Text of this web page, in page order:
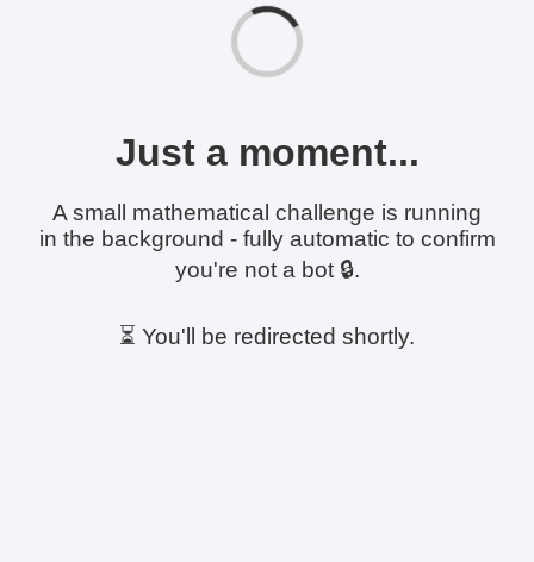
Just a moment...
A small mathematical challenge is running
in the background - fully automatic to confirm
you're not a bot 🔒.
⏳ You'll be redirected shortly.